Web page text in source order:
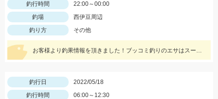
釣行時間
22:00～00:00
釣場
西伊豆周辺
釣り方
その他
お客様より釣果情報を頂きました！ブッコミ釣りのエサはスーパーで売っているムツッコ。短い釣行時間で時合を逃さずヒットさせました。
釣行日
2022/05/18
釣行時間
06:00～12:30